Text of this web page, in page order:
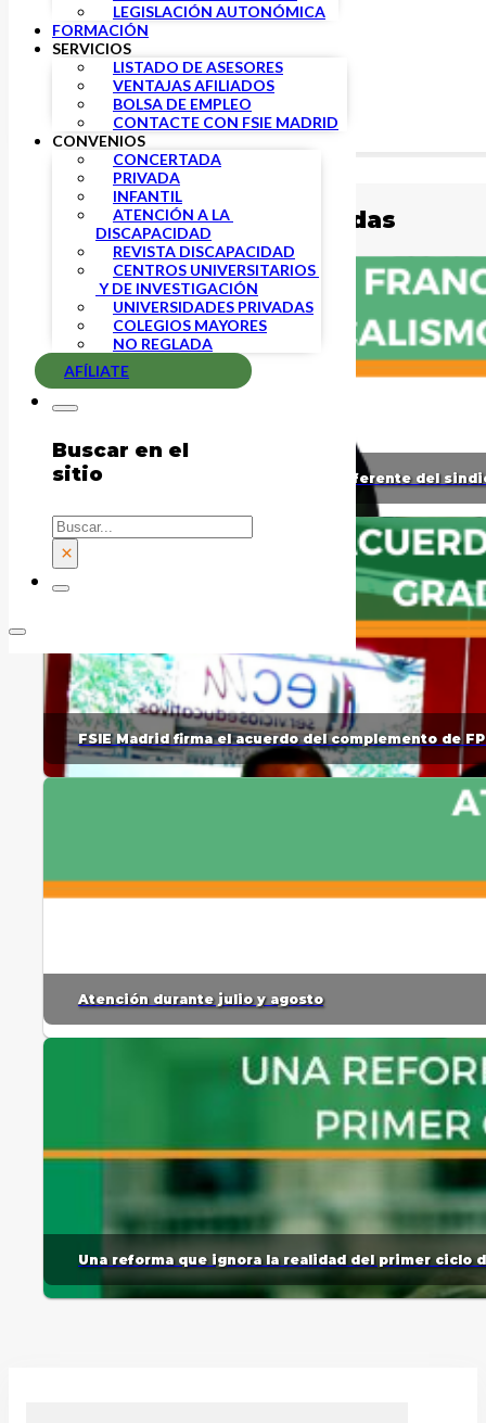
LEGISLACIÓN AUTONÓMICA
FORMACIÓN
SERVICIOS
LISTADO DE ASESORES
VENTAJAS AFILIADOS
BOLSA DE EMPLEO
CONTACTE CON FSIE MADRID
CONVENIOS
CONCERTADA
PRIVADA
INFANTIL
ATENCIÓN A LA
DISCAPACIDAD
REVISTA DISCAPACIDAD
CENTROS UNIVERSITARIOS
Y DE INVESTIGACIÓN
UNIVERSIDADES PRIVADAS
COLEGIOS MAYORES
NO REGLADA
AFÍLIATE
Buscar en el
sitio
Buscar
×
Buscar
Publicaciones relacionadas
Fallece Francisco Vírseda García, referente del
FSIE Madrid firma el acuerdo del complemento de
Atención durante julio y agosto
Una reforma que ignora la realidad del primer ciclo